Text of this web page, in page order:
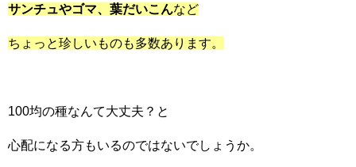
サンチュやゴマ、 葉だいこんなど
ちょっと珍しいものも多数あります。
100均の種なんて大丈夫？と
心配になる方もいるのではないでしょうか。